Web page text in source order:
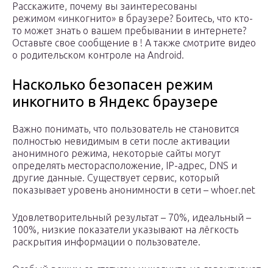
Расскажите, почему вы заинтересованы
режимом «инкогнито» в браузере? Боитесь, что кто-
то может знать о вашем пребывании в интернете?
Оставьте свое сообщение в ! А также смотрите видео
о родительском контроле на Android.
Насколько безопасен режим
инкогнито в Яндекс браузере
Важно понимать, что пользователь не становится
полностью невидимым в сети после активации
анонимного режима, некоторые сайты могут
определять месторасположение, IP-адрес, DNS и
другие данные. Существует сервис, который
показывает уровень анонимности в сети – whoer.net
Удовлетворительный результат – 70%, идеальный –
100%, низкие показатели указывают на лёгкость
раскрытия информации о пользователе.